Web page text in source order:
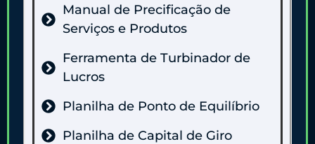
Manual de Precificação de
Serviços e Produtos
Ferramenta de Turbinador de
Lucros
Planilha de Ponto de Equilíbrio
Planilha de Capital de Giro